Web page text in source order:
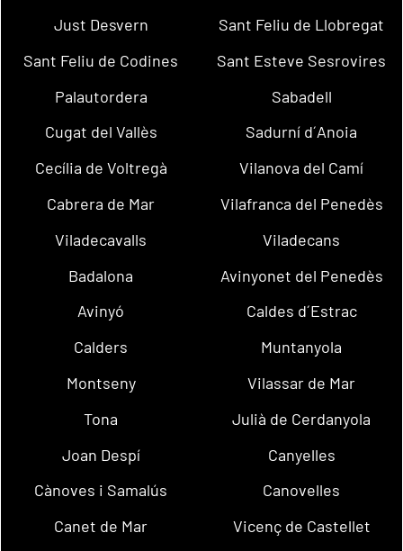
Just Desvern
Sant Feliu de Llobregat
Sant Feliu de Codines
Sant Esteve Sesrovires
Palautordera
Sabadell
Cugat del Vallès
Sadurní d´Anoia
Cecília de Voltregà
Vilanova del Camí
Cabrera de Mar
Vilafranca del Penedès
Viladecavalls
Viladecans
Badalona
Avinyonet del Penedès
Avinyó
Caldes d´Estrac
Calders
Muntanyola
Montseny
Vilassar de Mar
Tona
Julià de Cerdanyola
Joan Despí
Canyelles
Cànoves i Samalús
Canovelles
Canet de Mar
Vicenç de Castellet